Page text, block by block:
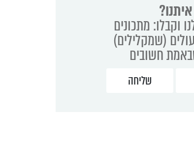
וקבלו: מתכונים
(שמקלילים)
חשובים